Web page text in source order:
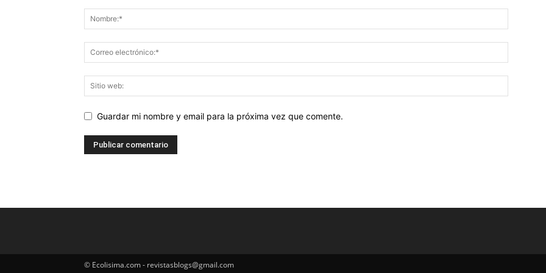
Guardar mi nombre y email para la próxima vez que comente.
© Ecolisima.com - revistasblogs@gmail.com